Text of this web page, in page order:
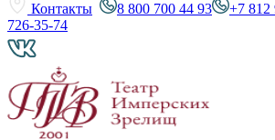
Контакты 8 800 700 44 93 +7 812
726-35-74